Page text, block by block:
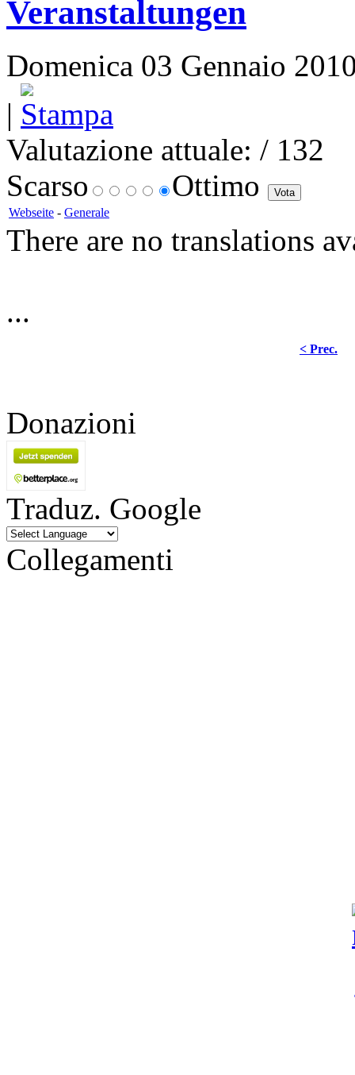
Veranstaltungen
Domenica 03 Gennaio
|
Valutazione attuale: / 132
Scarso
Ottimo
Webseite - Generale
There are no translations
...
< Prec.
Donazioni
Traduz. Google
Collegamenti